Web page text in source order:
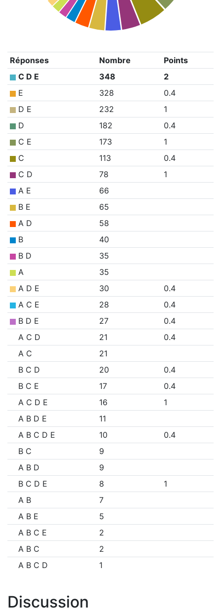
Réponses Nombre
Points
C D E
348
2
E
328
0.4
D E
232
1
D
182
0.4
C E
173
1
C
113
0.4
C D
78
1
A E
66
B E
65
A D
58
B
40
B D
35
A
35
A D E
30
0.4
A C E
28
0.4
B D E
27
0.4
A C D
21
0.4
A C
21
B C D
20
0.4
B C E
17
0.4
A C D E
16
1
A B D E
11
A B C D E
10
0.4
B C
9
A B D
9
B C D E
8
1
A B
7
A B E
5
A B C E
2
A B C
2
A B C D
1
Discussion